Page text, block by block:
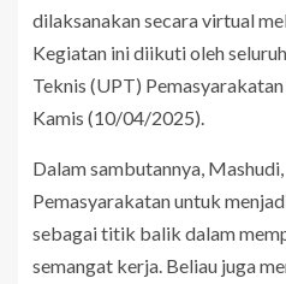
dilaksanakan secara virtual
Kegiatan ini diikuti oleh
Teknis (UPT)
Kamis (10/04/2025).
Dalam sambutannya,
Pemasyarakatan untuk
sebagai titik balik dalam
semangat kerja. Beliau juga